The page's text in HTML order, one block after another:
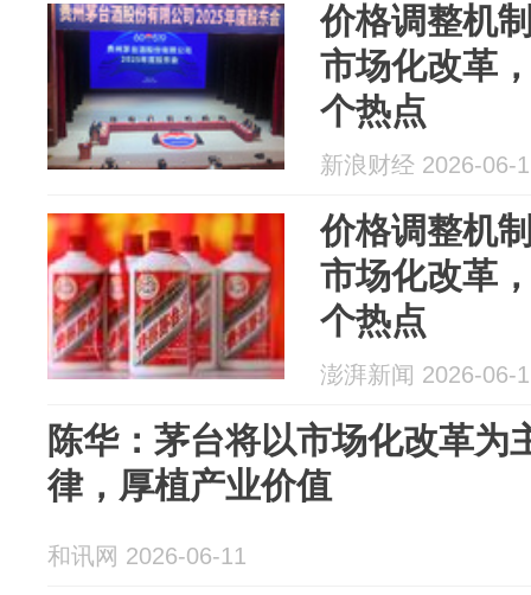
价格调整机
市场化改革
个热点
新浪财经 2026-06-
价格调整机
市场化改革
个热点
澎湃新闻 2026-06-
陈华：茅台将以市场化改革为
律，厚植产业价值
和讯网 2026-06-11